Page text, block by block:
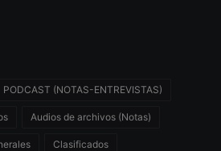
PODCAST (NOTAS-ENTREVISTAS)
Audios de archivos (Notas)
Clasificados